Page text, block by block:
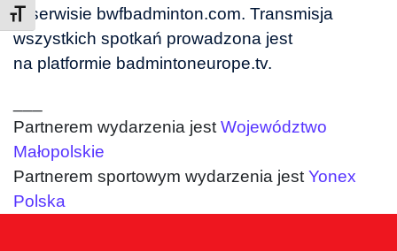
Toggle Font size
w serwisie bwfbadminton.com. Transmisja
wszystkich spotkań prowadzona jest
na platformie badmintoneurope.tv.
Partnerem wydarzenia jestWojewództwo
Małopolskie
Partnerem sportowym wydarzenia jestYonex
Polska